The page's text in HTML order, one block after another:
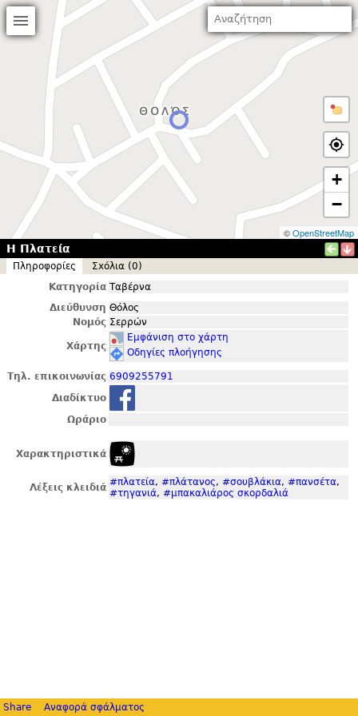
+
−
©OpenStreetMap
Η Πλατεία
Πληροφορίες
Σxόλια (0)
Κατηγορία Ταβέρνα
Διεύθυνση Θόλος
Νομός Σερρών
Χάρτης
Εμφάνιση στο χάρτη
Οδηγίες πλοήγησης
Τηλ. επικοινωνίας 6909255791
Διαδίκτυο
Ωράριο
Χαρακτηριστικά
Λέξεις κλειδιά #πλατεία, #πλάτανος, #σουβλάκια, #πανσέτα,
#τηγανιά, #μπακαλιάρος σκορδαλιά
Share Αναφορά σφάλματος